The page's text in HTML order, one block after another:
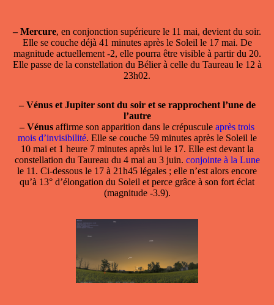
– Mercure, en conjonction supérieure le 11 mai, devient du soir.
Elle se couche déjà 41 minutes après le Soleil le 17 mai. De
magnitude actuellement -2, elle pourra être visible à partir du 20.
Elle passe de la constellation du Bélier à celle du Taureau le 12 à
23h02.
– Vénus et Jupiter sont du soir et se rapprochent l’une de
l’autre
– Vénus affirme son apparition dans le crépuscule après trois
mois d’invisibilité. Elle se couche 59 minutes après le Soleil le
10 mai et 1 heure 7 minutes après lui le 17. Elle est devant la
constellation du Taureau du 4 mai au 3 juin. conjointe à la Lune
le 11. Ci-dessous le 17 à 21h45 légales ; elle n’est alors encore
qu’à 13° d’élongation du Soleil et perce grâce à son fort éclat
(magnitude -3.9).